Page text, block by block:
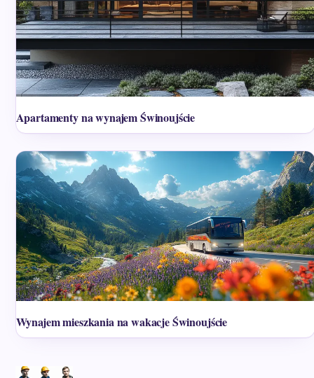
Apartamenty na wynajem Świnoujście
Wynajem mieszkania na wakacje Świnoujście